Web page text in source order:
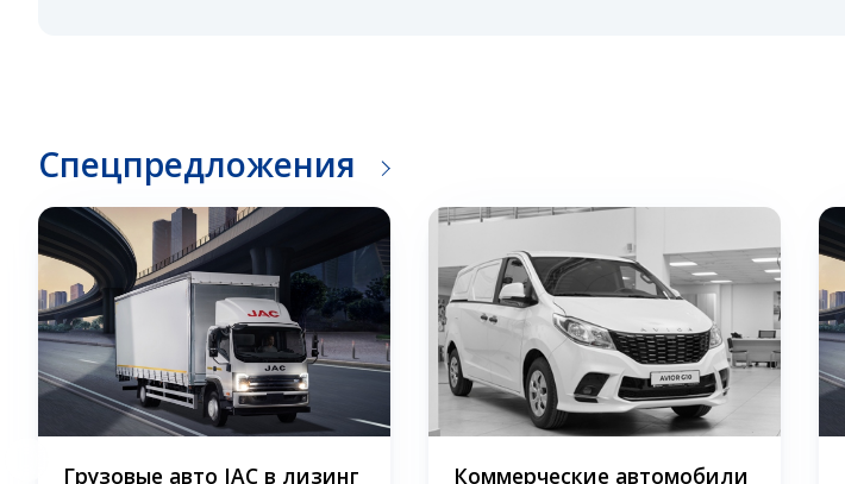
Спецпредложения
Грузовые авто JAC в лизинг Коммерческие автомобили